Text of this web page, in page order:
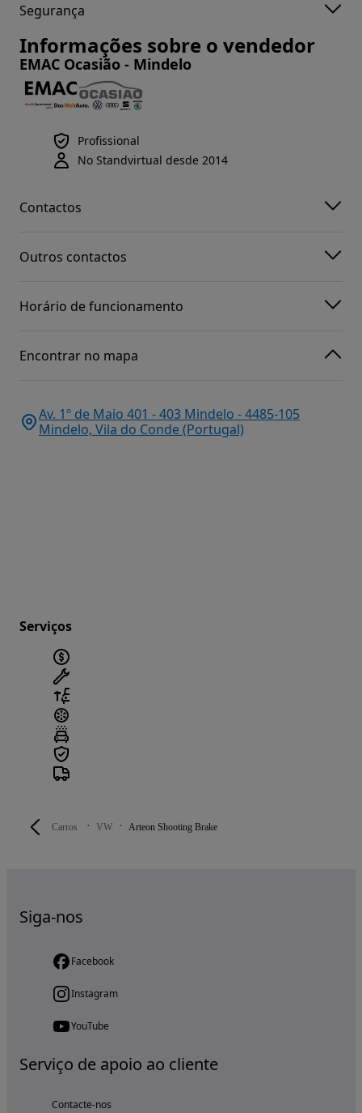
Carros VW Arteon Shooting Brake
Segurança
Informações sobre o vendedor
EMAC Ocasião - Mindelo
Profissional
No Standvirtual desde 2014
Contactos
Outros contactos
Horário de funcionamento
Encontrar no mapa
Av. 1º de Maio 401 - 403 Mindelo - 4485-105
Mindelo, Vila do Conde (Portugal)
Serviços
Siga-nos
Facebook
Instagram
YouTube
Serviço de apoio ao cliente
Contacte-nos